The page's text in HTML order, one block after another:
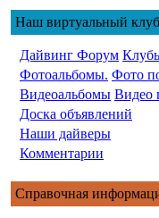
Наш виртуальный
Дайвинг Форум
Фотоальбомы. Фото
Видеоальбомы Видео
Доска объявлений
Наши дайверы
Комментарии
Справочная